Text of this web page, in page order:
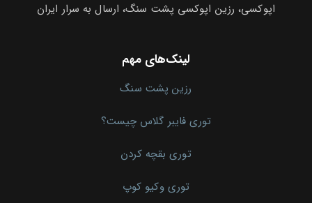
اپوکسی، رزین اپوکسی پشت سنگ، ارسال به سرار ایران
لینک‌های مهم
رزین پشت سنگ
توری فایبر گلاس چیست؟
توری بقچه کردن
توری وکیو کوپ